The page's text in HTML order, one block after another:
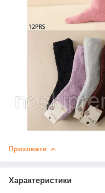
Приховати
Характеристики